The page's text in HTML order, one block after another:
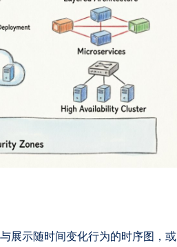
展示随时间变化行为的时序图，或